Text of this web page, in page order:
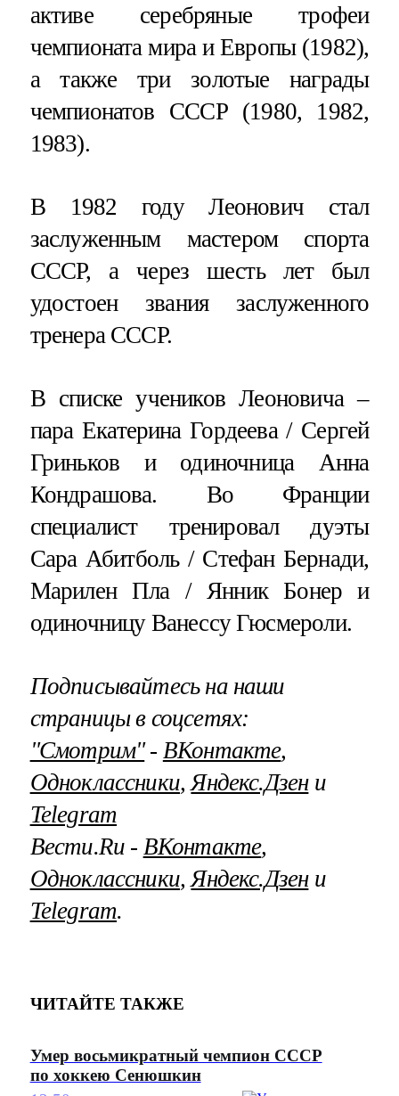
активе серебряные трофеи
чемпионата мира и Европы (1982),
а также три золотые награды
чемпионатов СССР (1980, 1982,
1983).
В 1982 году Леонович стал
заслуженным мастером спорта
СССР, а через шесть лет был
удостоен звания заслуженного
тренера СССР.
В списке учеников Леоновича –
пара Екатерина Гордеева / Сергей
Гриньков и одиночница Анна
Кондрашова. Во Франции
специалист тренировал дуэты
Сара Абитболь / Стефан Бернади,
Марилен Пла / Янник Бонер и
одиночницу Ванессу Гюсмероли.
Подписывайтесь на наши
страницы в соцсетях:
"Смотрим"‐ ВКонтакте,
Одноклассники,Яндекс.Дзени
Telegram
Вести.Ru ‐ ВКонтакте,
Одноклассники,Яндекс.Дзени
Telegram.
ЧИТАЙТЕ ТАКЖЕ
Умер восьмикратный чемпион СССР
по хоккею Сенюшкин